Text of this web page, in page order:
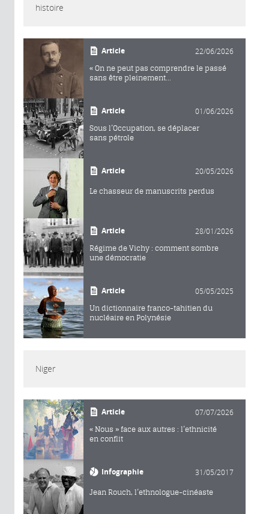
histoire
Article 22/06/2026
« On ne peut pas comprendre le passé
sans être pleinement...
Article 01/06/2026
Sous l’Occupation, se déplacer
sans pétrole
Article 20/05/2026
Le chasseur de manuscrits perdus
Article 28/01/2026
Régime de Vichy : comment sombre
une démocratie
Article 05/05/2025
Un dictionnaire franco-tahitien du
nucléaire en Polynésie
Niger
Article 07/07/2026
« Nous » face aux autres : l’ethnicité
en conflit
Infographie 31/05/2017
Jean Rouch, l’ethnologue-cinéaste